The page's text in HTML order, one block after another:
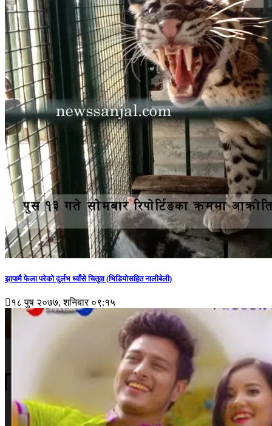
झापामै फेला परेको दुर्लभ ध्वाँसे चितुवा (भिडियोसहित नालीबेली)
१८ पुष २०७७, शनिबार ०९:१५